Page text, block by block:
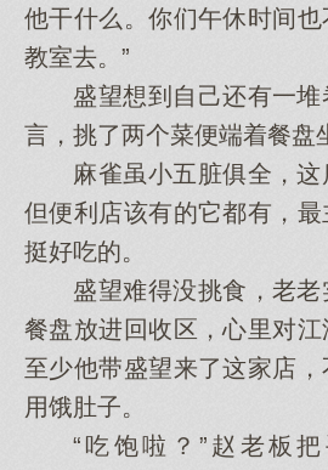
他干什么。你们午休时间
教室去。”
盛望想到自己还有一堆
言，挑了两个菜便端着餐盘
麻雀虽小五脏俱全，这
但便利店该有的它都有，
挺好吃的。
盛望难得没挑食，老老
餐盘放进回收区，心里对江
至少他带盛望来了这家店
用饿肚子。
“吃饱啦？”赵老板把